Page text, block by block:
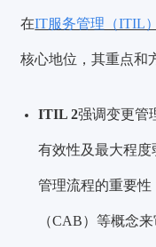
在IT服务管理（ITIL）
核心地位，其重点和
ITIL 2强调变更管
有效性及最大程
管理流程的重要
（CAB）等概念